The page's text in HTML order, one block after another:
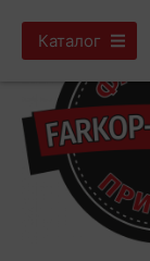
Каталог